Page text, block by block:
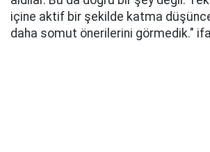
içine aktif bir şekilde katma
daha somut önerilerini görmedik."